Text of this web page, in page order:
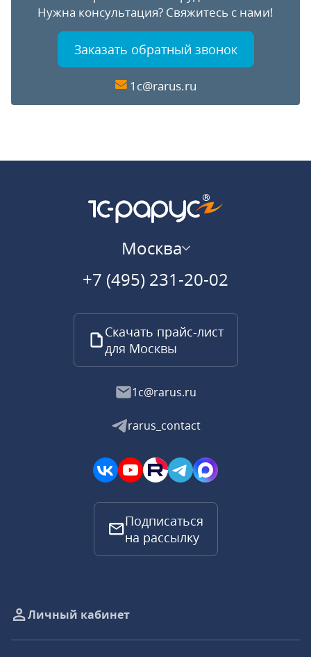
Нужна консультация? Свяжитесь с нами!
Заказать обратный звонок
1c@rarus.ru
Москва
+7 (495) 231-20-02
Скачать прайс-лист
для Москвы
1c@rarus.ru
rarus_contact
Подписаться
на рассылку
Личный кабинет